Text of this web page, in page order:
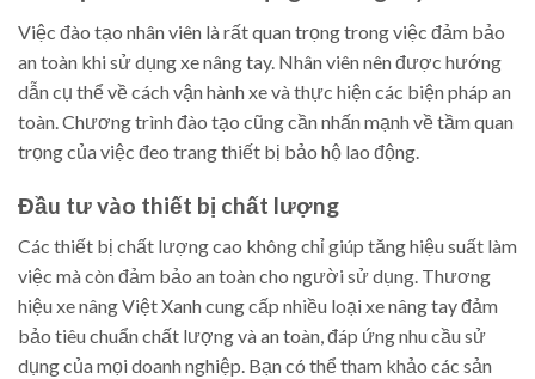
Việc đào tạo nhân viên là rất quan trọng trong việc đảm bảo
an toàn khi sử dụng xe nâng tay. Nhân viên nên được hướng
dẫn cụ thể về cách vận hành xe và thực hiện các biện pháp an
toàn. Chương trình đào tạo cũng cần nhấn mạnh về tầm quan
trọng của việc đeo trang thiết bị bảo hộ lao động.
Đầu tư vào thiết bị chất lượng
Các thiết bị chất lượng cao không chỉ giúp tăng hiệu suất làm
việc mà còn đảm bảo an toàn cho người sử dụng. Thương
hiệu xe nâng Việt Xanh cung cấp nhiều loại xe nâng tay đảm
bảo tiêu chuẩn chất lượng và an toàn, đáp ứng nhu cầu sử
dụng của mọi doanh nghiệp. Bạn có thể tham khảo các sản